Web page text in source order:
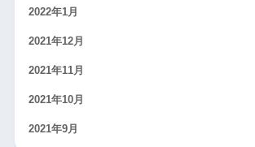
2022年1月
2021年12月
2021年11月
2021年10月
2021年9月